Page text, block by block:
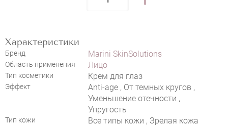
MARINI SKINSOLUTIONS
TRANSFORMATION EYE CREAM
Характеристики
Бренд Marini SkinSolutions
Область применения Лицо
Тип косметики Крем для глаз
Эффект
Anti-age , От темных кругов ,
Уменьшение отечности ,
Упругость
Тип кожи Все типы кожи , Зрелая кожа
НАПИСАТЬ ОТЗЫВ